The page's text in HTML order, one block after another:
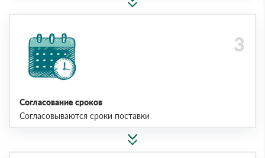
Согласование сроков
Согласовываются сроки поставки